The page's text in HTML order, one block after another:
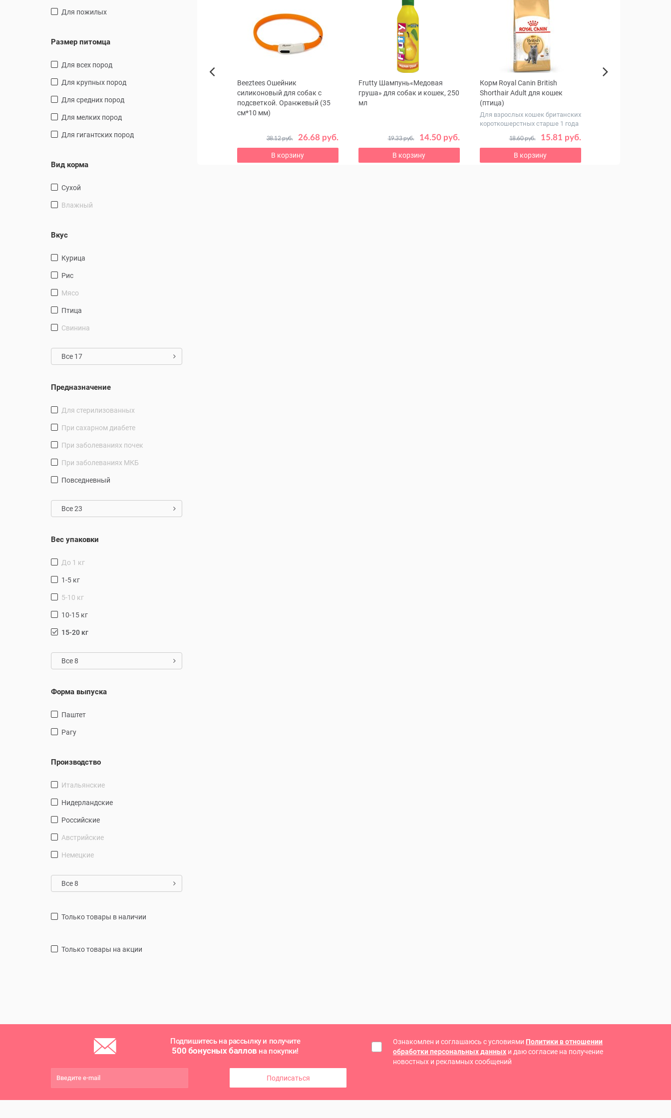
для пожилых
Размер питомца
для всех пород
для крупных пород
для средних пород
для мелких пород
для гигантских пород
Вид корма
Сухой
Влажный
Вкус
курица
рис
мясо
птица
свинина
Все 17
Предназначение
для стерилизованных
при сахарном диабете
при заболеваниях почек
при заболеваниях МКБ
повседневный
Все 23
Вес упаковки
до 1 кг
1-5 кг
5-10 кг
10-15 кг
15-20 кг
Все 8
Форма выпуска
Паштет
Рагу
Производство
Итальянские
Нидерландские
Российские
Австрийские
Немецкие
Все 8
только товары в наличии
только товары на акции
Туалет для кошек,
16.66 руб.
ЛиветНео для кошек и мелких
Для нормализации и улучшения
пузыря
Beeztees Ошейник
силиконовый для собак с
подсветкой. Оранжевый (35
см*10 мм)
26.68 руб.
38.12 руб.
В корзину
Frutty Шампунь«Медовая
груша» для собак и кошек, 250
мл
14.50 руб.
19.33 руб.
В корзину
Корм Royal Canin British
Shorthair Adult для кошек
(птица)
Для взрослых кошек британских
короткошерстных старше 1 года
15.81 руб.
18.60 руб.
В корзину
Подпишитесь на рассылку и получите
500 бонусных баллов на покупки!
Подписаться
Ознакомлен и соглашаюсь с условиями Политики в отношении
обработки персональных данных и даю согласие на получение
новостных и рекламных сообщений